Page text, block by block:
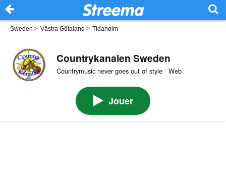
Sweden > Västra Götaland > Tidaholm
Countrykanalen Sweden
Countrymusic never goes out of style · Web
Jouer